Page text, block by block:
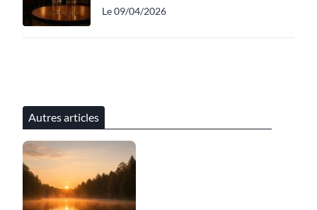
Le 09/04/2026
Autres articles